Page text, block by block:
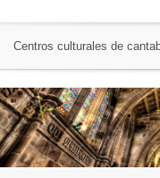
Centros culturales de